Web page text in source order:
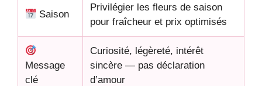
Saison
Privilégier les fleurs de saison
pour fraîcheur et prix optimisés
Message
clé
Curiosité, légèreté, intérêt
sincère — pas déclaration
d’amour